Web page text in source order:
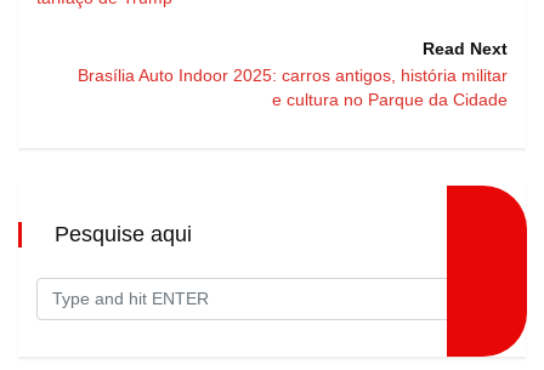
Read Next
Brasília Auto Indoor 2025: carros antigos, história militar
e cultura no Parque da Cidade
Pesquise aqui